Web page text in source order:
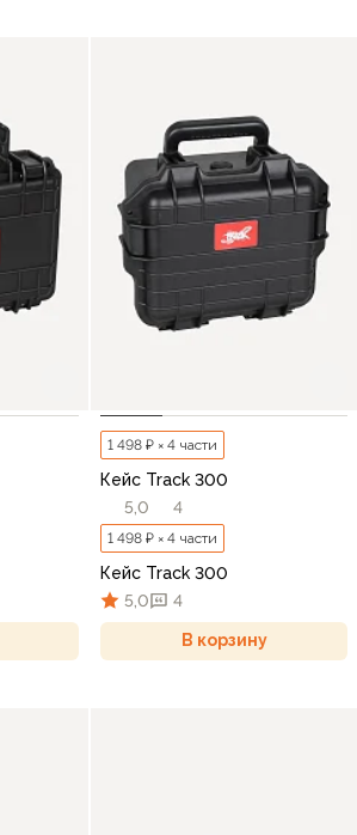
1 498 ₽ × 4 части
Кейс Track 300
5,0
4
1 498 ₽ × 4 части
Кейс Track 300
5,0
4
В корзину